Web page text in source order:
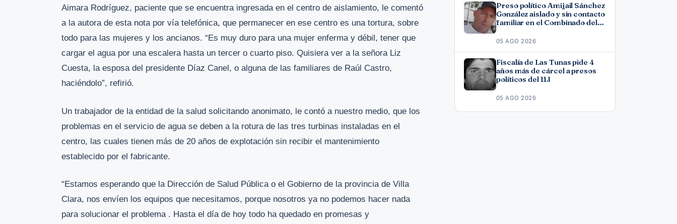
Aimara Rodríguez, paciente que se encuentra ingresada en el centro de aislamiento, le comentó
a la autora de esta nota por vía telefónica, que permanecer en ese centro es una tortura, sobre
todo para las mujeres y los ancianos. “Es muy duro para una mujer enferma y débil, tener que
cargar el agua por una escalera hasta un tercer o cuarto piso. Quisiera ver a la señora Liz
Cuesta, la esposa del presidente Díaz Canel, o alguna de las familiares de Raúl Castro,
haciéndolo”, refirió.
Un trabajador de la entidad de la salud solicitando anonimato, le contó a nuestro medio, que los
problemas en el servicio de agua se deben a la rotura de las tres turbinas instaladas en el
centro, las cuales tienen más de 20 años de explotación sin recibir el mantenimiento
establecido por el fabricante.
“Estamos esperando que la Dirección de Salud Pública o el Gobierno de la provincia de Villa
Clara, nos envíen los equipos que necesitamos, porque nosotros ya no podemos hacer nada
para solucionar el problema . Hasta el día de hoy todo ha quedado en promesas y
Preso político Amijail Sánchez
González aislado y sin contacto
familiar en el Combinado del
05 AGO 2026
Fiscalía de Las Tunas pide 4
años más de cárcel a presos
políticos del 11J
05 AGO 2026